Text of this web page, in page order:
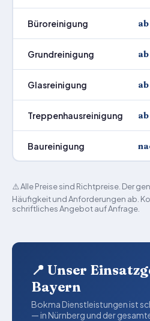
Büroreinigung
Grundreinigung
Glasreinigung
Treppenhausreinigung
Baureinigung
⚠️ Alle Preise sind Richtpreise. Der
Häufigkeit und Anforderungen ab.
schriftliches Angebot auf Anfrage.
📍 Unser
Bayern
Bokma Dienstleistungen ist
— in Nürnberg und der